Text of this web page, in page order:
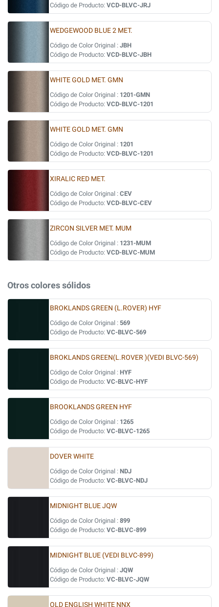
Código de Producto: VCD-BLVC-JRJ
WEDGEWOOD BLUE 2 MET.
Código de Color Original : JBH
Código de Producto: VCD-BLVC-JBH
WHITE GOLD MET. GMN
Código de Color Original : 1201-GMN
Código de Producto: VCD-BLVC-1201
WHITE GOLD MET. GMN
Código de Color Original : 1201
Código de Producto: VCD-BLVC-1201
XIRALIC RED MET.
Código de Color Original : CEV
Código de Producto: VCD-BLVC-CEV
ZIRCON SILVER MET. MUM
Código de Color Original : 1231-MUM
Código de Producto: VCD-BLVC-MUM
Otros colores sólidos
BROKLANDS GREEN (L.ROVER) HYF
Código de Color Original : 569
Código de Producto: VC-BLVC-569
BROKLANDS GREEN(L.ROVER )(VEDI BLVC-569)
Código de Color Original : HYF
Código de Producto: VC-BLVC-HYF
BROOKLANDS GREEN HYF
Código de Color Original : 1265
Código de Producto: VC-BLVC-1265
DOVER WHITE
Código de Color Original : NDJ
Código de Producto: VC-BLVC-NDJ
MIDNIGHT BLUE JQW
Código de Color Original : 899
Código de Producto: VC-BLVC-899
MIDNIGHT BLUE (VEDI BLVC-899)
Código de Color Original : JQW
Código de Producto: VC-BLVC-JQW
OLD ENGLISH WHITE NNX